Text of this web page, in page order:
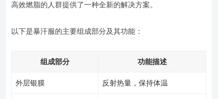
高效燃脂的人群提供了一种全新的解决方案。
以下是暴汗服的主要组成部分及其功能：
组成部分 功能描述
外层银膜 反射热量，保持体温